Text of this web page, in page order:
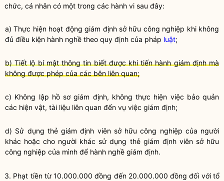
chức, cá nhân có một trong các hành vi sau đây:
a) Thực hiện hoạt động giám định sở hữu công nghiệp khi không
đủ điều kiện hành nghề theo quy định của pháp luật;
b) Tiết lộ bí mật thông tin biết được khi tiến hành giám định mà
không được phép của các bên liên quan;
c) Không lập hồ sơ giám định, không thực hiện việc bảo quản
các hiện vật, tài liệu liên quan đến vụ việc giám định;
d) Sử dụng thẻ giám định viên sở hữu công nghiệp của người
khác hoặc cho người khác sử dụng thẻ giám định viên sở hữu
công nghiệp của mình để hành nghề giám định.
3. Phạt tiền từ 10.000.000 đồng đến 20.000.000 đồng đối với tổ